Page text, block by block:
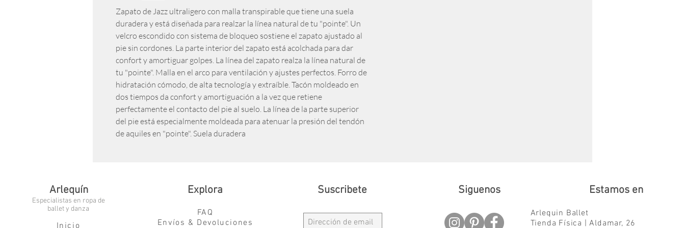
Zapato de Jazz ultraligero con malla transpirable que tiene una suela
duradera y está diseñada para realzar la línea natural de tu "pointe". Un
velcro escondido con sistema de bloqueo sostiene el zapato ajustado al
pie sin cordones. La parte interior del zapato está acolchada para dar
confort y amortiguar golpes. La línea del zapato realza la línea natural de
tu "pointe". Malla en el arco para ventilación y ajustes perfectos. Forro de
hidratación cómodo, de alta tecnología y extraíble. Tacón moldeado en
dos tiempos da confort y amortiguación a la vez que retiene
perfectamente el contacto del pie al suelo. La línea de la parte superior
del pie está especialmente moldeada para atenuar la presión del tendón
de aquiles en "pointe". Suela duradera
Arlequín
Especialistas en ropa de
ballet y danza
Inicio
Explora
FAQ
Envíos & Devoluciones
Suscribete Siguenos Estamos en
Arlequin Ballet
Tienda Física | Aldamar, 26